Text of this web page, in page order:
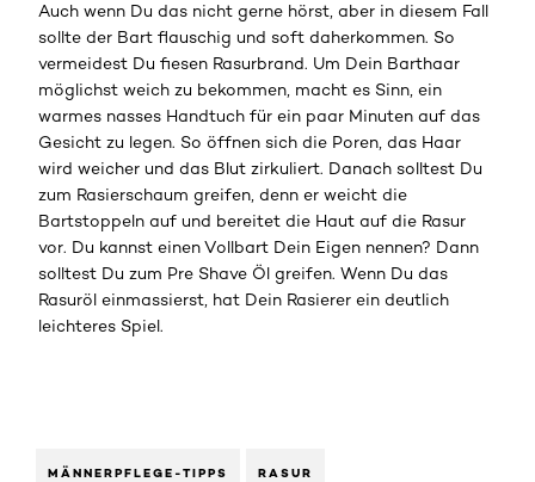
Auch wenn Du das nicht gerne hörst, aber in diesem Fall
sollte der Bart flauschig und soft daherkommen. So
vermeidest Du fiesen Rasurbrand. Um Dein Barthaar
möglichst weich zu bekommen, macht es Sinn, ein
warmes nasses Handtuch für ein paar Minuten auf das
Gesicht zu legen. So öffnen sich die Poren, das Haar
wird weicher und das Blut zirkuliert. Danach solltest Du
zum Rasierschaum greifen, denn er weicht die
Bartstoppeln auf und bereitet die Haut auf die Rasur
vor. Du kannst einen Vollbart Dein Eigen nennen? Dann
solltest Du zum Pre Shave Öl greifen. Wenn Du das
Rasuröl einmassierst, hat Dein Rasierer ein deutlich
leichteres Spiel.
MÄNNERPFLEGE-TIPPS RASUR